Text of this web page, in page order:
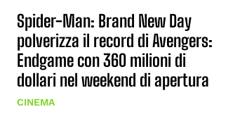
Spider-Man: Brand New Day
polverizza il record di Avengers:
Endgame con 360 milioni di
dollari nel weekend di apertura
CINEMA